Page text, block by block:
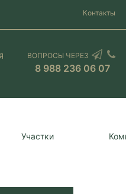
Контакты
ВОПРОСЫ ЧЕРЕЗ
8 988 236 06 07
Участки